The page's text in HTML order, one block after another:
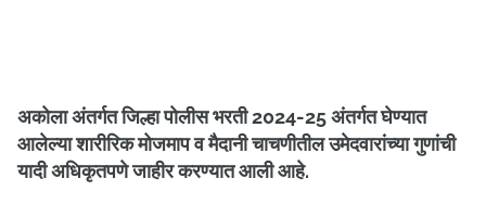
अकोला अंतर्गत जिल्हा पोलीस भरती 2024-25 अंतर्गत घेण्यात
आलेल्या शारीरिक मोजमाप व मैदानी चाचणीतील उमेदवारांच्या गुणांची
यादी अधिकृतपणे जाहीर करण्यात आली आहे.